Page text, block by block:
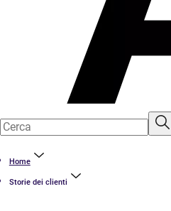
Home
Storie dei clienti